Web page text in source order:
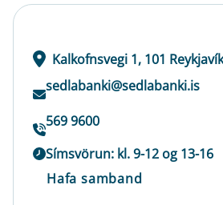
Kalkofnsvegi 1, 101 Reykjavík
sedlabanki@sedlabanki.is
569 9600
Símsvörun: kl. 9-12 og 13-16
Hafa samband